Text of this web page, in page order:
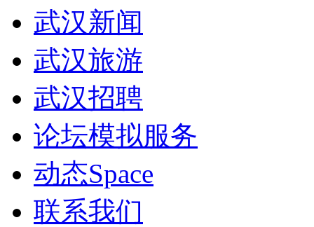
武汉新闻
武汉旅游
武汉招聘
论坛模拟服务
动态Space
联系我们